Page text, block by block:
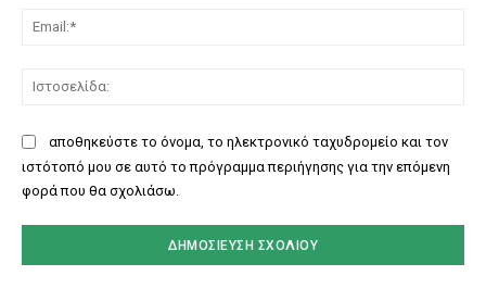
αποθηκεύστε το όνομα, το ηλεκτρονικό ταχυδρομείο και τον
ιστότοπό μου σε αυτό το πρόγραμμα περιήγησης για την επόμενη
φορά που θα σχολιάσω.